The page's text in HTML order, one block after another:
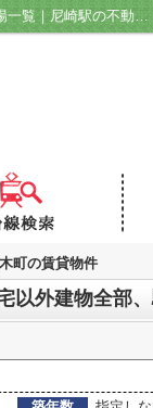
尼崎市西桜木町の賃貸、店舗、事務所、土地(賃貸)、住宅以外建物全部、駐車場一覧｜尼崎駅の不動産｜ハウジングラボ
町の賃貸物件
以外建物全部